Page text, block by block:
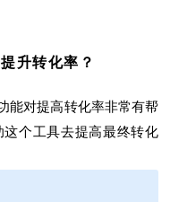
升转化率？
能对提高转化率非常有帮
个工具去提高最终转化